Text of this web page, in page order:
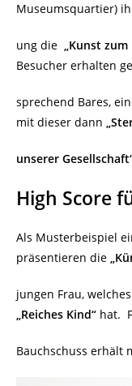
Museumsquartier)
ung die „Kunst zum
Besucher erhalten
sprechend Bares,
mit dieser dann
unserer
High Score
Als Musterbeispiel
präsentieren die
jungen Frau,
„Reiches Kind“ hat.
Bauchschuss erhält